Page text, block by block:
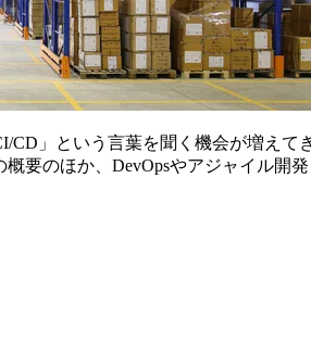
」という言葉を聞く機会が増え
要のほか、DevOpsやアジャイル開